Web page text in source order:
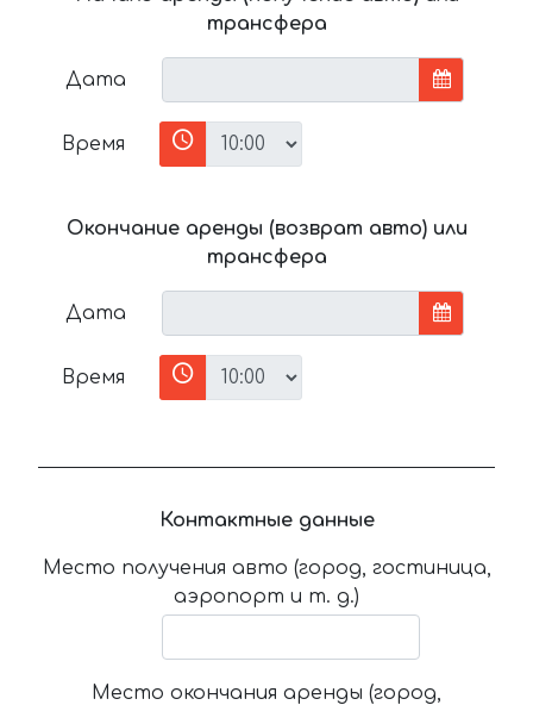
трансфера
Дата
Время
Окончание аренды (возврат авто) или
трансфера
Дата
Время
Контактные данные
Место получения авто (город, гостиница,
аэропорт и т. д.)
Место окончания аренды (город,